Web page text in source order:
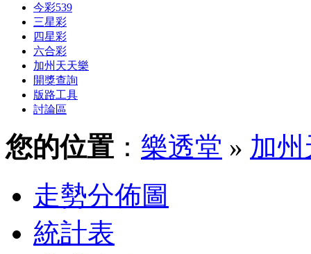
今彩539
三星彩
四星彩
六合彩
加州天天樂
開獎查詢
版路工具
討論區
您的位置 ： 樂透堂 » 加
走勢分佈圖
統計表